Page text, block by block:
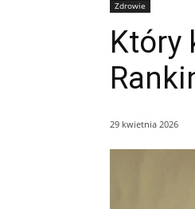
Zdrowie
Który
29 kwietnia 2026